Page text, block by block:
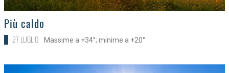
>
Più caldo
27 LUGLIO Massime a +34°; minime a +20°